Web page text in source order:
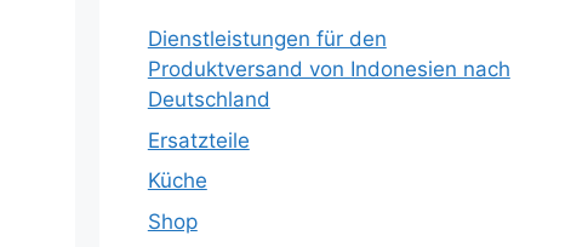
Dienstleistungen für den
Produktversand von Indonesien nach
Deutschland
Ersatzteile
Küche
Shop